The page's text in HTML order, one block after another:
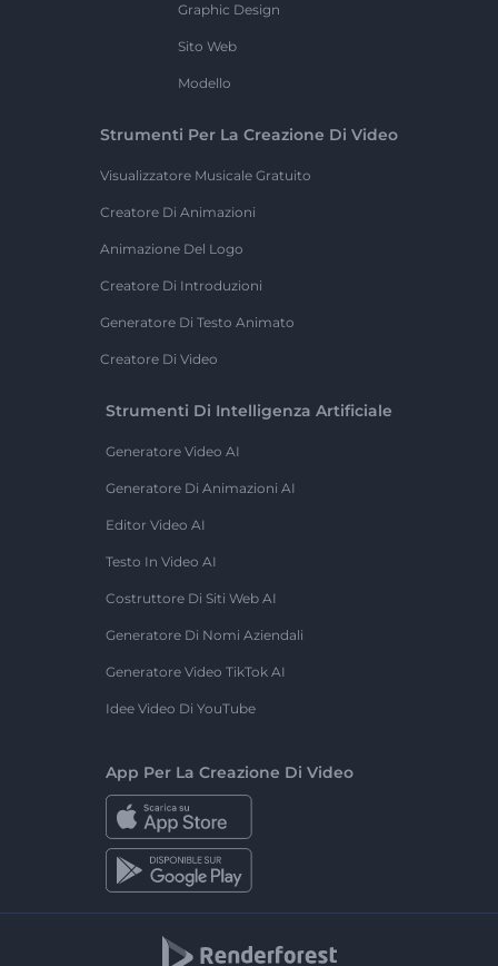
Graphic Design
Sito Web
Modello
Strumenti Per La Creazione Di Video
Visualizzatore Musicale Gratuito
Creatore Di Animazioni
Animazione Del Logo
Creatore Di Introduzioni
Generatore Di Testo Animato
Creatore Di Video
Strumenti Di Intelligenza Artificiale
Generatore Video AI
Generatore Di Animazioni AI
Editor Video AI
Testo In Video AI
Costruttore Di Siti Web AI
Generatore Di Nomi Aziendali
Generatore Video TikTok AI
Idee Video Di YouTube
App Per La Creazione Di Video